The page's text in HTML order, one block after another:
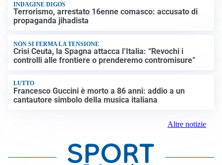
INDAGINE DIGOS
Terrorismo, arrestato 16enne comasco: accusato di
propaganda jihadista
NON SI FERMA LA TENSIONE
Crisi Ceuta, la Spagna attacca l’Italia: “Revochi i
controlli alle frontiere o prenderemo contromisure”
LUTTO
Francesco Guccini è morto a 86 anni: addio a un
cantautore simbolo della musica italiana
Altre notizie